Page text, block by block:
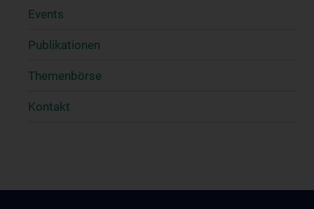
Events
Publikationen
Themenbörse
Kontakt